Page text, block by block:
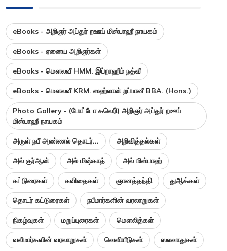
eBooks - அறிஞர் அப்துர் றஊப் மிஸ்பாஹீ நாயகம்
eBooks - ஏனைய அறிஞர்கள்
eBooks - மௌலவீ HMM. இப்றாஹீம் நத்வீ
eBooks - மௌலவீ KRM. ஸஹ்லான் றப்பானீ BBA. (Hons.)
Photo Gallery - (போட்டோ கலெரி) அறிஞர் அப்துர் றஊப்
மிஸ்பாஹீ நாயகம்
அருள் நபீ அண்ணல் தொடர்... அறிவித்தல்கள்
அல் குர்ஆன் அல் மிஷ்காத் அல் மிஸ்பாஹ்
கட்டுரைகள் கவிதைகள் ஞானத்தந்தி துஆக்கள்
தொடர் கட்டுரைகள் நபீமார்களின் வரலாறுகள்
நிகழ்வுகள் மறுப்புரைகள் மௌலித்கள்
வலீமார்களின் வரலாறுகள் வெளியீடுகள் ஸலவாதுகள்